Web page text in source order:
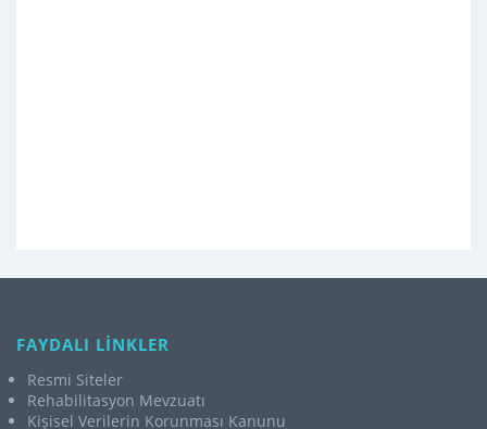
FAYDALI LİNKLER
Resmi Siteler
Rehabilitasyon Mevzuatı
Kişisel Verilerin Korunması Kanunu